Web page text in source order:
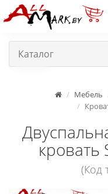
Каталог
Мебель
кровать
(Код